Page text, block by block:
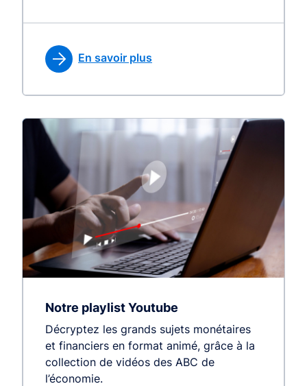
En savoir plus
Notre playlist Youtube
Décryptez les grands sujets monétaires
et financiers en format animé, grâce à la
collection de vidéos des ABC de
l’économie.